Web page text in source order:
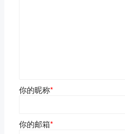
你的昵称*
你的邮箱*